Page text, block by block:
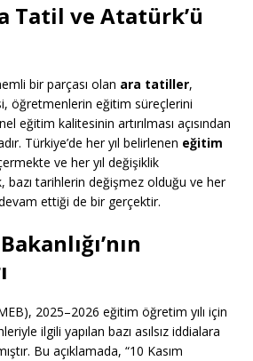
Tatil ve Atatürk’ü
bir parçası olan ara tatiller,
öğretmenlerin eğitim süreçlerini
eğitim kalitesinin artırılması açısından
Türkiye’de her yıl belirlenen eğitim
ve her yıl değişiklik
bazı tarihlerin değişmez olduğu ve her
devam ettiği de bir gerçektir.
2025–2026 eğitim öğretim yılı için
ilgili yapılan bazı asılsız iddialara
Bu açıklamada, “10 Kasım